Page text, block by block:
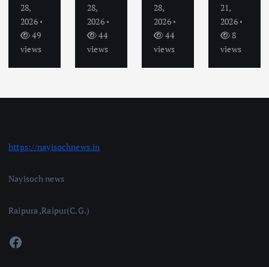
28,
2026
49
views
28,
2026
44
views
28,
2026
44
views
21,
2026
8
views
https://nayisochnews.in
Nayisoch news
Raipura ,Raipur(C.G.)
Facebook